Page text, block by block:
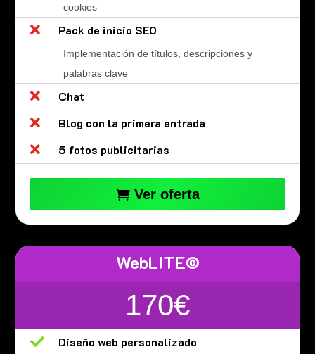
cookies
 Pack de inicio SEO
Implementación de títulos, descripciones y
palabras clave

Chat

Blog con la primera entrada

5 fotos publicitarias
Ver oferta
WebLITE©
170€

Diseño web personalizado